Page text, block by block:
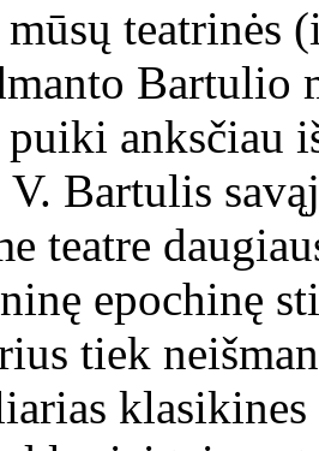
mūsų
Bartulio
anksčiau
Bartulis
teatre
epochinę
tiek